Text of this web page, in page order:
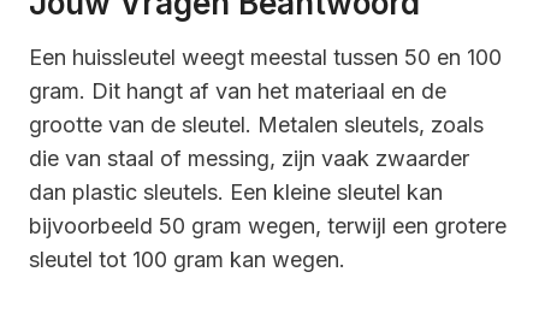
Een huissleutel weegt meestal tussen 50 en 100
gram. Dit hangt af van het materiaal en de
grootte van de sleutel. Metalen sleutels, zoals
die van staal of messing, zijn vaak zwaarder
dan plastic sleutels. Een kleine sleutel kan
bijvoorbeeld 50 gram wegen, terwijl een grotere
sleutel tot 100 gram kan wegen.